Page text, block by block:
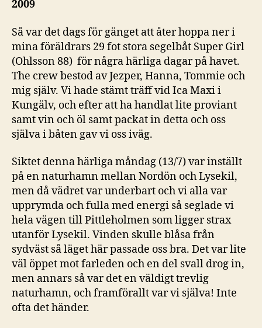
2009
Så var det dags för gänget att åter hoppa ner i
mina föräldrars 29 fot stora segelbåt Super Girl
(Ohlsson 88) för några härliga dagar på havet.
The crew bestod av Jezper, Hanna, Tommie och
mig själv. Vi hade stämt träff vid Ica Maxi i
Kungälv, och efter att ha handlat lite proviant
samt vin och öl samt packat in detta och oss
själva i båten gav vi oss iväg.
Siktet denna härliga måndag (13/7) var inställt
på en naturhamn mellan Nordön och Lysekil,
men då vädret var underbart och vi alla var
upprymda och fulla med energi så seglade vi
hela vägen till Pittleholmen som ligger strax
utanför Lysekil. Vinden skulle blåsa från
sydväst så läget här passade oss bra. Det var lite
väl öppet mot farleden och en del svall drog in,
men annars så var det en väldigt trevlig
naturhamn, och framförallt var vi själva! Inte
ofta det händer.